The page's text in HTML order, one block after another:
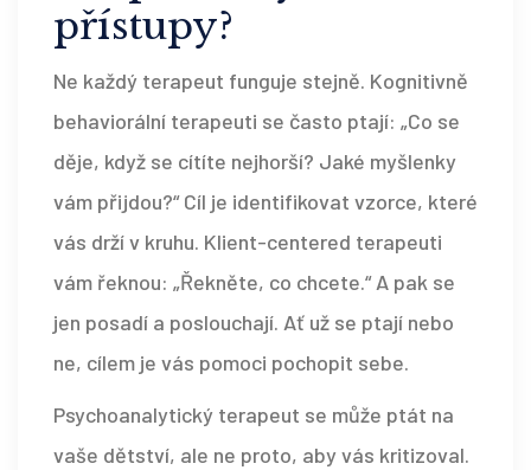
přístupy?
Ne každý terapeut funguje stejně. Kognitivně
behaviorální terapeuti se často ptají: „Co se
děje, když se cítíte nejhorší? Jaké myšlenky
vám přijdou?“ Cíl je identifikovat vzorce, které
vás drží v kruhu. Klient-centered terapeuti
vám řeknou: „Řekněte, co chcete.“ A pak se
jen posadí a poslouchají. Ať už se ptají nebo
ne, cílem je vás pomoci pochopit sebe.
Psychoanalytický terapeut se může ptát na
vaše dětství, ale ne proto, aby vás kritizoval.